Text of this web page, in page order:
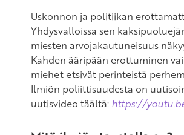
Uskonnon ja politiikan
Yhdysvalloissa sen
miesten arvojakautuneisuus
Kahden ääripään erottuminen
miehet etsivät perinteistä
Ilmiön poliittisuudesta on
uutisvideo täältä: https://